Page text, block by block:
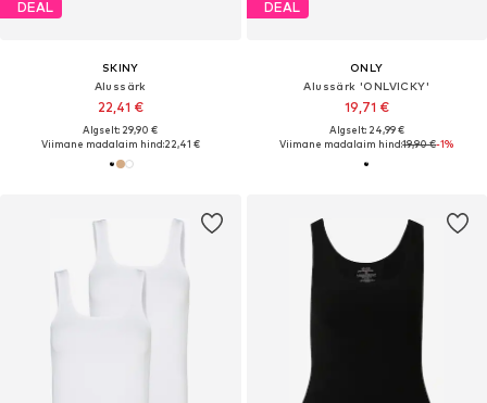
DEAL
SKINY
Alussärk
22,41 €
Algselt: 29,90 €
Viimane madalaim hind:22,41 €
DEAL
ONLY
Alussärk 'ONLVICKY'
19,71 €
Algselt: 24,99 €
Viimane madalaim hind:19,90 €-1%